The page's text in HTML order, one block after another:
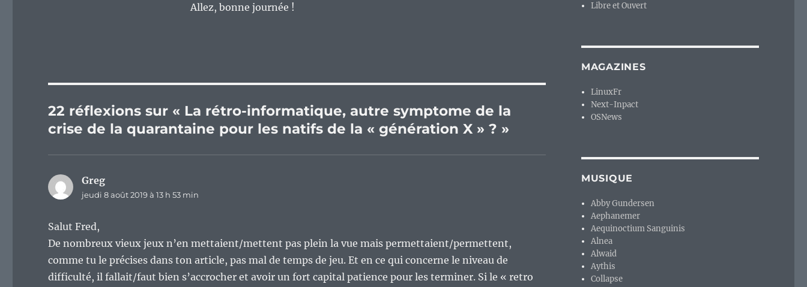
Allez, bonne journée !
22 réflexions sur « La rétro-informatique, autre symptome de la
crise de la quarantaine pour les natifs de la « génération X » ? »
Greg
jeudi 8 août 2019 à 13 h 53 min
Salut Fred,
De nombreux vieux jeux n’en mettaient/mettent pas plein la vue mais permettaient/permettent,
comme tu le précises dans ton article, pas mal de temps de jeu. Et en ce qui concerne le niveau de
difficulté, il fallait/faut bien s’accrocher et avoir un fort capital patience pour les terminer. Si le « retro
Libre et Ouvert
MAGAZINES
LinuxFr
Next-Inpact
OSNews
MUSIQUE
Abby Gundersen
Aephanemer
Aequinoctium Sanguinis
Alnea
Alwaid
Aythis
Collapse